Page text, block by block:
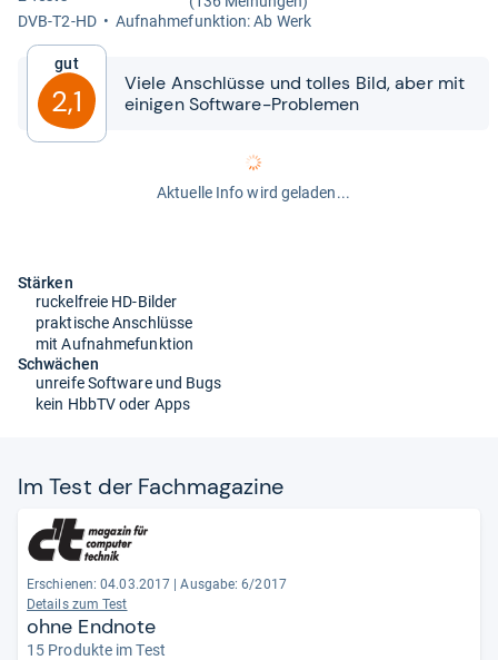
DVB-​T2-​HD
Auf­nah­me­funk­tion: Ab Werk
Gut
2,1
Viele Anschlüsse und tol­les Bild, aber mit
eini­gen Soft­ware-​​Pro­ble­men
Aktuelle Info wird geladen...
Stärken
ruckelfreie HD-Bilder
praktische Anschlüsse
mit Aufnahmefunktion
Schwächen
unreife Software und Bugs
kein HbbTV oder Apps
Im Test der Fach­ma­ga­zine
Erschienen: 04.03.2017
Ausgabe: 6/2017
Details zum Test
ohne Endnote
15 Produkte im Test